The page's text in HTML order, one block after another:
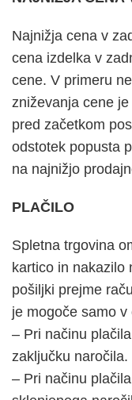
Najnižja cena v
cena izdelka v
cene. V primeru
zniževanja cene
pred začetkom
odstotek popusta
na najnižjo
PLAČILO
Spletna trgovina
kartico in nakazilo
pošiljki prejme
je mogoče samo
– Pri načinu
zaključku naročila.
– Pri načinu